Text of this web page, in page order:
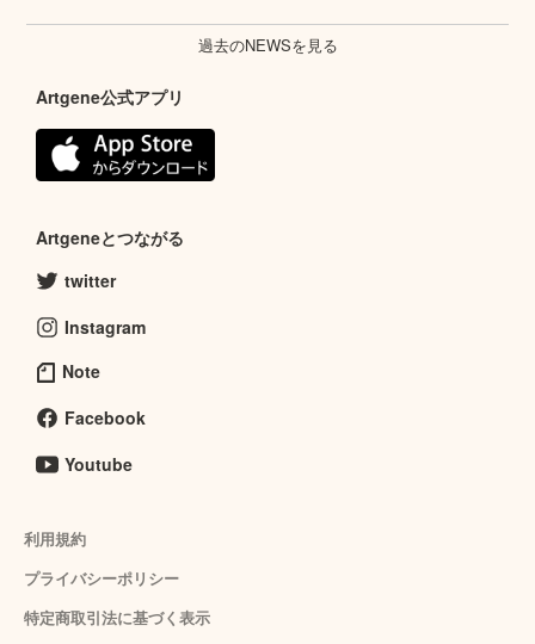
過去のNEWSを見る
Artgene公式アプリ
Artgeneとつながる
twitter
Instagram
Note
Facebook
Youtube
利用規約
プライバシーポリシー
特定商取引法に基づく表示